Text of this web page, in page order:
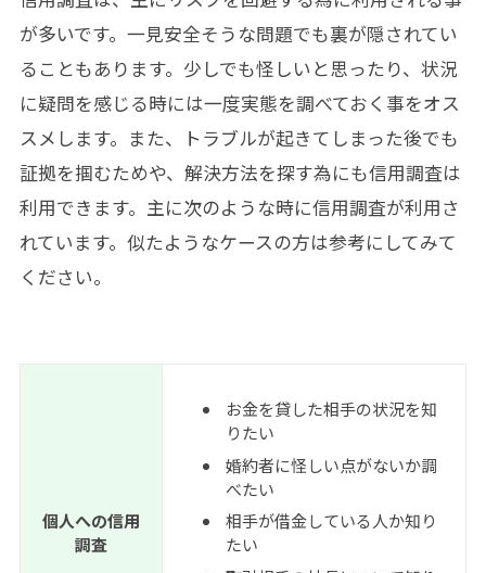
が多いです。一見安全そうな問題でも裏が隠されてい
ることもあります。少しでも怪しいと思ったり、状況
に疑問を感じる時には一度実態を調べておく事をオス
スメします。また、トラブルが起きてしまった後でも
証拠を掴むためや、解決方法を探す為にも信用調査は
利用できます。主に次のような時に信用調査が利用さ
れています。似たようなケースの方は参考にしてみて
ください。
個人への信用
調査
お金を貸した相手の状況を知
りたい
婚約者に怪しい点がないか調
べたい
相手が借金している人か知り
たい